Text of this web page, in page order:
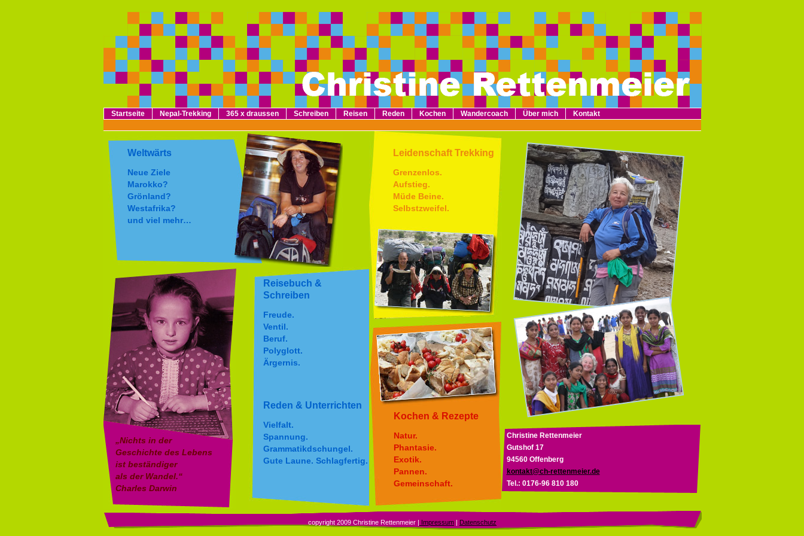
Startseite Nepal-Trekking 365 x draussen Schreiben Reisen Reden Kochen Wandercoach Über mich Kontakt
Weltwärts
Neue Ziele
Marokko?
Grönland?
Westafrika?
und viel mehr…
„Nichts in der
Geschichte des Lebens
ist beständiger
als der Wandel.“
Charles Darwin
Reisebuch &
Schreiben
Freude.
Ventil.
Beruf.
Polyglott.
Ärgernis.
Reden & Unterrichten
Vielfalt.
Spannung.
Grammatikdschungel.
Gute Laune. Schlagfertig.
Leidenschaft Trekking
Grenzenlos.
Aufstieg.
Müde Beine.
Selbstzweifel.
Kochen & Rezepte
Natur.
Phantasie.
Exotik.
Pannen.
Gemeinschaft.
Christine Rettenmeier
Gutshof 17
94560 Offenberg
kontakt@ch-rettenmeier.de
Tel.: 0176-96 810 180
copyright 2009 Christine Rettenmeier | Impressum | Datenschutz